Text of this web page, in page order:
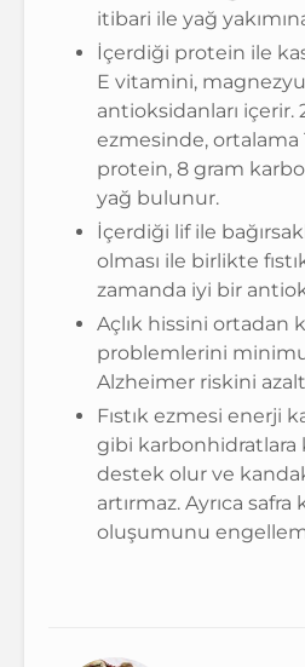
itibari ile yağ
İçerdiği protein ile
E vitamini,
antioksidanları içerir.
ezmesinde, ortalama
protein, 8 gram
yağ bulunur.
İçerdiği lif ile
olması ile birlikte
zamanda iyi bir
Açlık hissini ortadan
problemlerini
Alzheimer riskini
Fıstık ezmesi enerji
gibi karbonhidratlara
destek olur ve
artırmaz. Ayrıca safra
oluşumunu